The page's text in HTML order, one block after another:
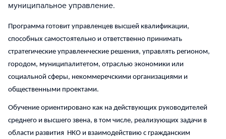
муниципальное управление.
Программа готовит управленцев высшей квалификации,
способных самостоятельно и ответственно принимать
стратегические управленческие решения, управлять регионом,
городом, муниципалитетом, отраслью экономики или
социальной сферы, некоммеречскими организациями и
общественными проектами.
Обучение ориентировано как на действующих руководителей
среднего и высшего звена, в том числе, реализующих задачи в
области развития НКО и взаимодействию с гражданским